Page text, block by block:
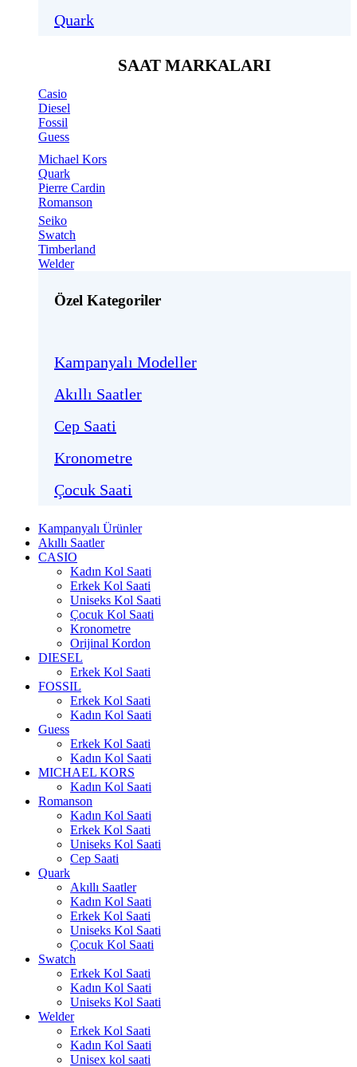
Quark
SAAT MARKALARI
Casio
Diesel
Fossil
Guess
Michael Kors
Quark
Pierre Cardin
Romanson
Seiko
Swatch
Timberland
Welder
Özel Kategoriler
Kampanyalı Modeller
Akıllı Saatler
Cep Saati
Kronometre
Çocuk Saati
Kampanyalı Ürünler
Akıllı Saatler
CASIO
Kadın Kol Saati
Erkek Kol Saati
Uniseks Kol Saati
Çocuk Kol Saati
Kronometre
Orijinal Kordon
DIESEL
Erkek Kol Saati
FOSSIL
Erkek Kol Saati
Kadın Kol Saati
Guess
Erkek Kol Saati
Kadın Kol Saati
MICHAEL KORS
Kadın Kol Saati
Romanson
Kadın Kol Saati
Erkek Kol Saati
Uniseks Kol Saati
Cep Saati
Quark
Akıllı Saatler
Kadın Kol Saati
Erkek Kol Saati
Uniseks Kol Saati
Çocuk Kol Saati
Swatch
Erkek Kol Saati
Kadın Kol Saati
Uniseks Kol Saati
Welder
Erkek Kol Saati
Kadın Kol Saati
Unisex kol saati